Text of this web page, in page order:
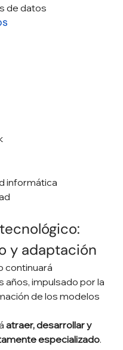
de datos
informática
y adaptación
continuará
años, impulsado por la
de los modelos
atraer, desarrollar y
especializado.